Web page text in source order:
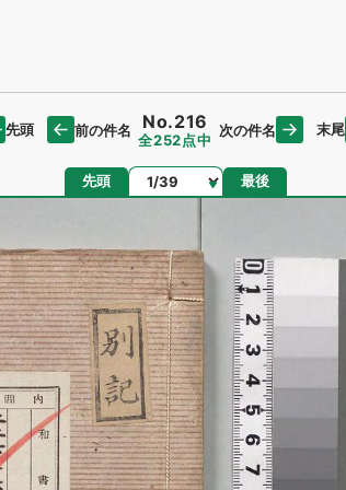
先頭 前の件名 No.216
全252点中
次の件名 末尾
先頭 ページ 最後